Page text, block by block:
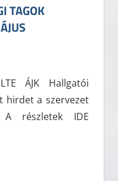
TAGOK
ÁJK Hallgatói
hirdet a szervezet
A részletek IDE